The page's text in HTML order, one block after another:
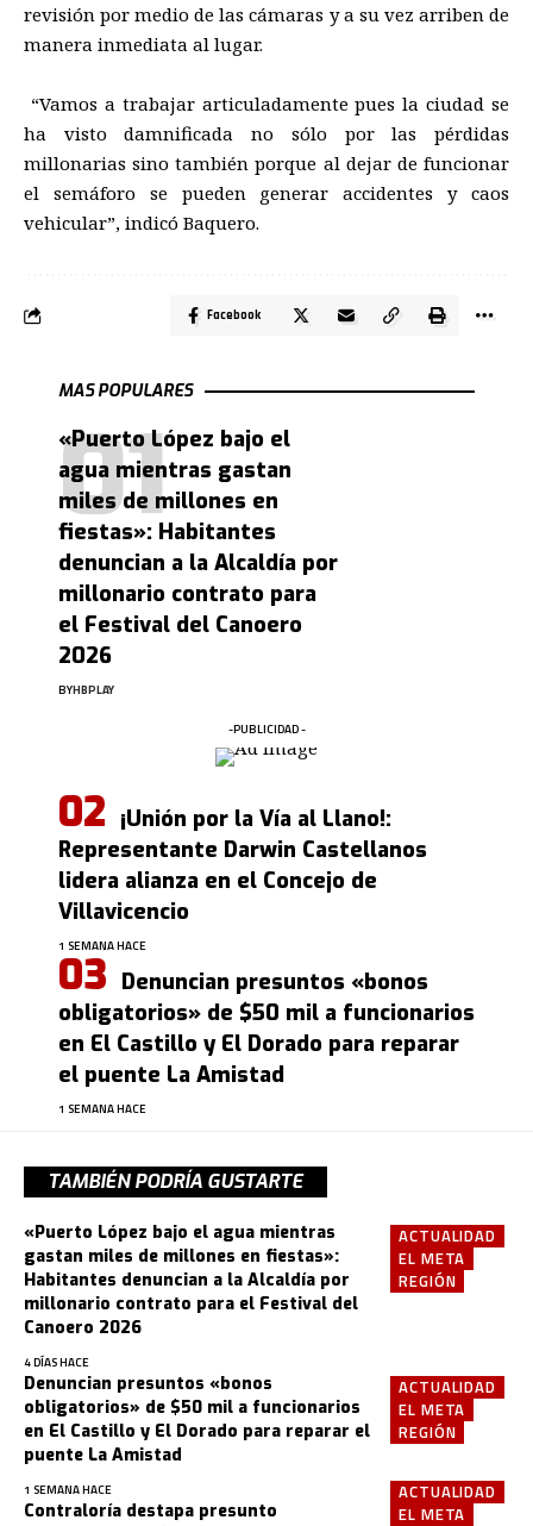
revisión por medio de las cámaras y a su vez arriben de
manera inmediata al lugar.
“Vamos a trabajar articuladamente pues la ciudad se
ha visto damnificada no sólo por las pérdidas
millonarias sino también porque al dejar de funcionar
el semáforo se pueden generar accidentes y caos
vehicular”, indicó Baquero.
Facebook
MAS POPULARES
«Puerto López bajo el
agua mientras gastan
miles de millones en
fiestas»: Habitantes
denuncian a la Alcaldía por
millonario contrato para
el Festival del Canoero
2026
BYHBPLAY
-PUBLICIDAD -
¡Unión por la Vía al Llano!:
Representante Darwin Castellanos
lidera alianza en el Concejo de
Villavicencio
1 SEMANA HACE
Denuncian presuntos «bonos
obligatorios» de $50 mil a funcionarios
en El Castillo y El Dorado para reparar
el puente La Amistad
1 SEMANA HACE
TAMBIÉN PODRÍA GUSTARTE
ACTUALIDAD
EL META
REGIÓN
«Puerto López bajo el agua mientras
gastan miles de millones en fiestas»:
Habitantes denuncian a la Alcaldía por
millonario contrato para el Festival del
Canoero 2026
4 DÍAS HACE
ACTUALIDAD
EL META
REGIÓN
Denuncian presuntos «bonos
obligatorios» de $50 mil a funcionarios
en El Castillo y El Dorado para reparar el
puente La Amistad
1 SEMANA HACE
ACTUALIDAD
EL META
Contraloría destapa presunto